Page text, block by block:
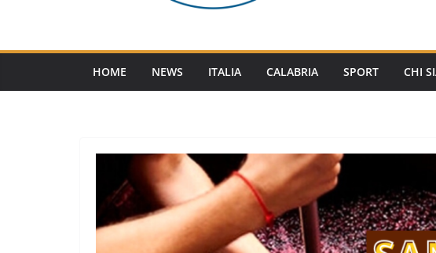
HOME NEWS ITALIA CALABRIA SPORT CHI